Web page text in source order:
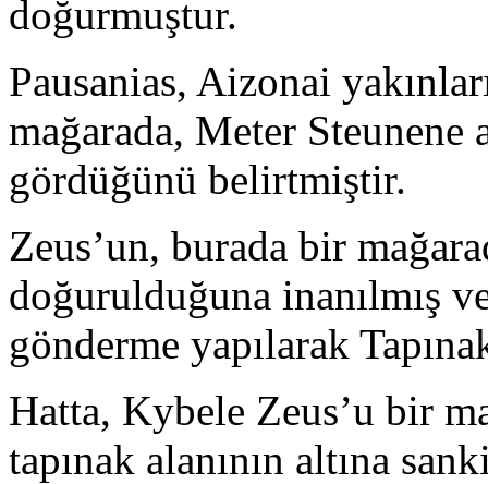
doğurmuştur.
Pausanias, Aizonai
mağarada, Meter Steunene
gördüğünü belirtmiştir.
Zeus’un, burada bir
doğurulduğuna inanılmış
gönderme yapılarak
Hatta, Kybele Zeus’u bir
tapınak alanının altına